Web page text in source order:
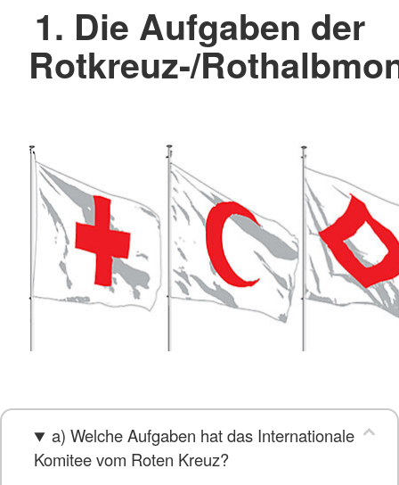
1. Die Aufgaben der
Rotkreuz-/
a) Welche Aufgaben hat das Internationale
Komitee vom Roten Kreuz?